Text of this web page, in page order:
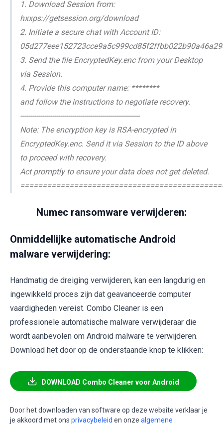
1. Download Session from:
hxxps://getsession.org/download
2. Initiate a secure chat with Account ID:
3. Send the file EncryptedKey.enc from your Desktop
via Session.
4. Provide this computer name: ********
and follow the instructions to negotiate recovery.
------------------------------------------------------------
Note: The encryption key is RSA-encrypted in
EncryptedKey.enc. Send it via Session to the ID above
to proceed with recovery.
Act promptly to ensure your data does not get deleted.
Numec ransomware verwijderen:
Onmiddellijke automatische Android
malware verwijdering:
Handmatig de dreiging verwijderen, kan een langdurig en
ingewikkeld proces zijn dat geavanceerde computer
vaardigheden vereist. Combo Cleaner is een
professionele automatische malware verwijderaar die
wordt aanbevolen om Android malware te verwijderen.
Download het door op de onderstaande knop te klikken:
DOWNLOAD Combo Cleaner voor Android
Door het downloaden van software op deze website verklaar je
je akkoord met ons privacybeleid en onze algemene